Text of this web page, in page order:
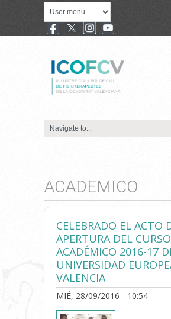
ACADEMICO
CELEBRADO EL ACTO
APERTURA DEL CURSO
ACADÉMICO 2016-17
UNIVERSIDAD
VALENCIA
MIÉ, 28/09/2016 - 10:54